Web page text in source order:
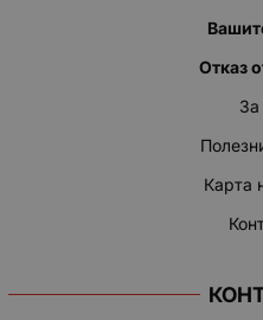
Отказ
За
Карта